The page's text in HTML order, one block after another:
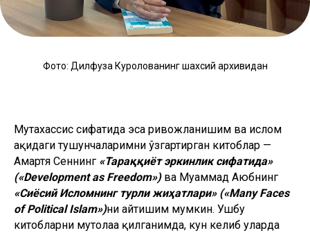
Фото: Дилфуза Куролованинг шахсий архивидан
Мутахассис сифатида эса ривожланишим ва ислом
ҳақидаги тушунчаларимни ўзгартирган китоблар —
Амартя Сеннинг «Тараққиёт эркинлик сифатида»
(«Development as Freedom»)ва Муҳаммад Аюбнинг
«Сиёсий Исломнинг турли жиҳатлари» («Many Faces
of Political Islam»)ни айтишим мумкин. Ушбу
китобларни мутолаа қилганимда, кун келиб уларда